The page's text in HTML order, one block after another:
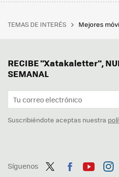
TEMAS DE INTERÉS Mejores
RECIBE "Xatakaletter",
SEMANAL
Suscribiéndote aceptas nuestra
Síguenos